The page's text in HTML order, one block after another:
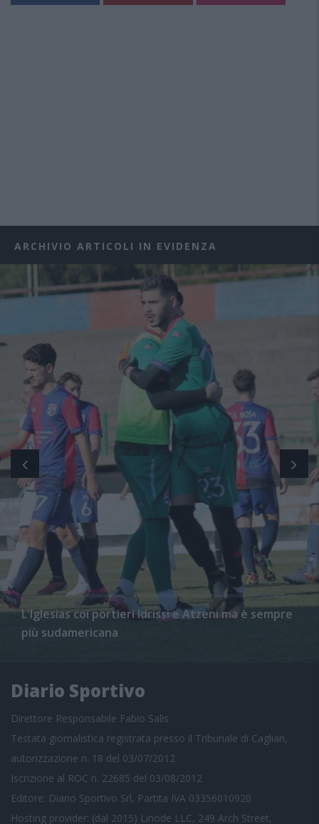
ARCHIVIO ARTICOLI IN EVIDENZA
L'Iglesias coi portieri Idrissi e Atzeni ma è sempre
più sudamericana
Diario Sportivo
Direttore Responsabile Fabio Salis
Testata giornalistica registrata presso il Tribunale di Cagliari,
autorizzazione n. 18 del 03/07/2012
Iscrizione al ROC n. 22685 del 03/08/2012
Editore: Diario Sportivo Srl, Partita IVA 03356010920
Hosting provider: (dal 2015) Linode LLC, 249 Arch Street,